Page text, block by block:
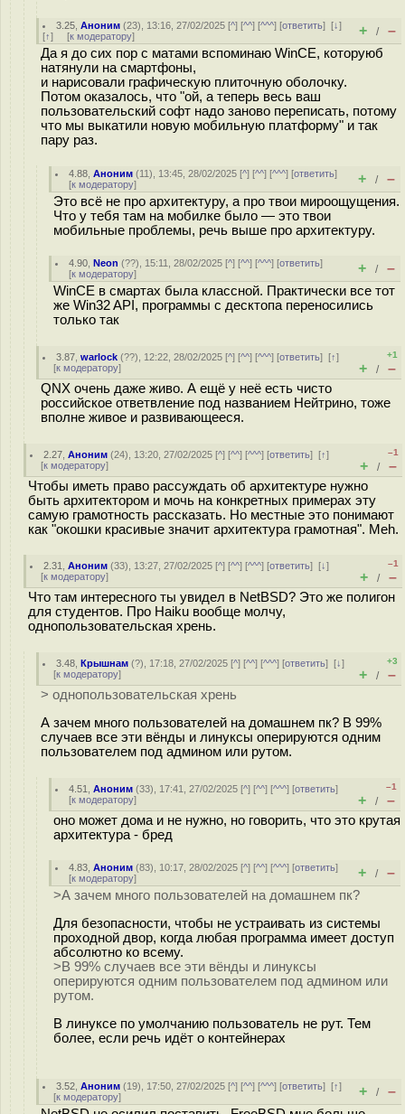
3.25 ,Аноним (23), 13:16, 27/02/2025 [^] [^^] [^^^] [ответить][↓]
[↑] [к модератору] + / –
Да я до сих пор с матами вспоминаю WinCE, которуюб
натянули на смартфоны,
и нарисовали графическую плиточную оболочку.
Потом оказалось, что "ой, а теперь весь ваш
пользовательский софт надо заново переписать, потому
что мы выкатили новую мобильную платформу" и так
пару раз.
4.88 ,Аноним (11), 13:45, 28/02/2025 [^] [^^] [^^^] [ответить]
[к модератору] + / –
Это всё не про архитектуру, а про твои мироощущения.
Что у тебя там на мобилке было — это твои
мобильные проблемы, речь выше про архитектуру.
4.90 ,Neon (??), 15:11, 28/02/2025 [^] [^^] [^^^] [ответить]
[к модератору] + / –
WinCE в смартах была классной. Практически все тот
же Win32 API, программы с десктопа переносились
только так
3.87 ,warlock (??), 12:22, 28/02/2025 [^] [^^] [^^^] [ответить][↑]
[к модератору]
+1
+ / –
QNX очень даже живо. А ещё у неё есть чисто
российское ответвление под названием Нейтрино, тоже
вполне живое и развивающееся.
2.27 ,Аноним (24), 13:20, 27/02/2025 [^] [^^] [^^^] [ответить][↑]
[к модератору]
–1
+ / –
Чтобы иметь право рассуждать об архитектуре нужно
быть архитектором и мочь на конкретных примерах эту
самую грамотность рассказать. Но местные это понимают
как "окошки красивые значит архитектура грамотная". Meh.
2.31 ,Аноним (33), 13:27, 27/02/2025 [^] [^^] [^^^] [ответить][↓]
[к модератору]
–1
+ / –
Что там интересного ты увидел в NetBSD? Это же полигон
для студентов. Про Haiku вообще молчу,
однопользовательская хрень.
3.48 ,Крышнам (?), 17:18, 27/02/2025 [^] [^^] [^^^] [ответить][↓]
[к модератору]
+3
+ / –
> однопользовательская хрень
А зачем много пользователей на домашнем пк? В 99%
случаев все эти вёнды и линуксы оперируются одним
пользователем под админом или рутом.
4.51 ,Аноним (33), 17:41, 27/02/2025 [^] [^^] [^^^] [ответить]
[к модератору]
–1
+ / –
оно может дома и не нужно, но говорить, что это крутая
архитектура - бред
4.83 ,Аноним (83), 10:17, 28/02/2025 [^] [^^] [^^^] [ответить]
[к модератору] + / –
>А зачем много пользователей на домашнем пк?
Для безопасности, чтобы не устраивать из системы
проходной двор, когда любая программа имеет доступ
абсолютно ко всему.
>В 99% случаев все эти вёнды и линуксы
оперируются одним пользователем под админом или
рутом.
В линуксе по умолчанию пользователь не рут. Тем
более, если речь идёт о контейнерах
3.52 ,Аноним (19), 17:50, 27/02/2025 [^] [^^] [^^^] [ответить][↑]
[к модератору] + / –